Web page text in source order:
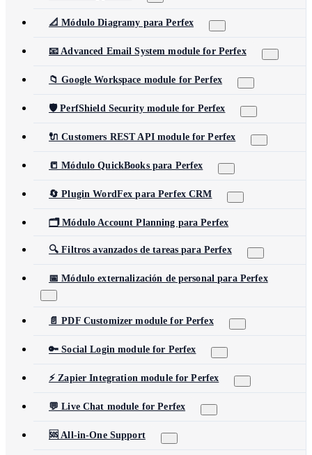
📐 Módulo Diagramy para Perfex
📧 Advanced Email System module for Perfex
📁 Google Workspace module for Perfex
🛡️ PerfShield Security module for Perfex
🔌 Customers REST API module for Perfex
📒 Módulo QuickBooks para Perfex
🔄 Plugin WordFex para Perfex CRM
🗂️ Módulo Account Planning para Perfex
🔍 Filtros avanzados de tareas para Perfex
📅 Módulo externalización de personal para Perfex
📄 PDF Customizer module for Perfex
🔑 Social Login module for Perfex
⚡ Zapier Integration module for Perfex
💬 Live Chat module for Perfex
🆘 All-in-One Support